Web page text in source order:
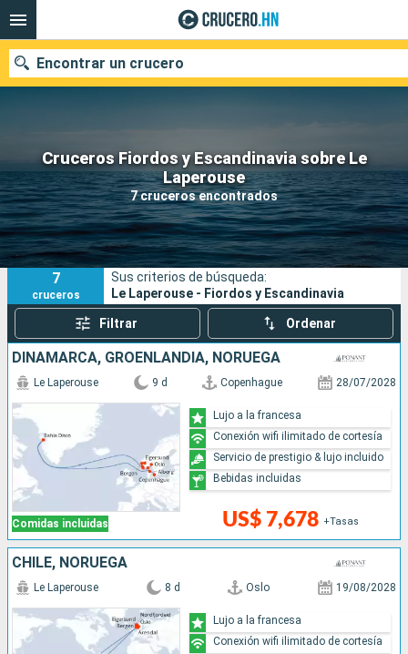
Cruceros Fiordos y Escandinavia sobre Le
Laperouse
7 cruceros encontrados
Encontrar un crucero
Nuestros destinos
Fecha de salida
Puertos Compañías
Buscar
7
cruceros
Sus criterios de búsqueda:
Le Laperouse - Fiordos y Escandinavia
Filtrar Ordenar
DINAMARCA, GROENLANDIA, NORUEGA
Comidas incluidas
Le Laperouse 9 d Copenhague 28/07/2028
US$ 7,678 +Tasas
Lujo a la francesa
Conexión wifi ilimitado de cortesía
Servicio de prestigio & lujo incluido
Bebidas incluidas
CHILE, NORUEGA
Le Laperouse 8 d Oslo 19/08/2028
Lujo a la francesa
Conexión wifi ilimitado de cortesía